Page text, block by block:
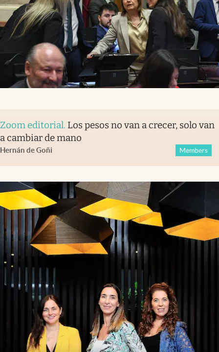
Zoom editorial. Los pesos no van a crecer, solo van
a cambiar de mano
Hernán de Goñi Members